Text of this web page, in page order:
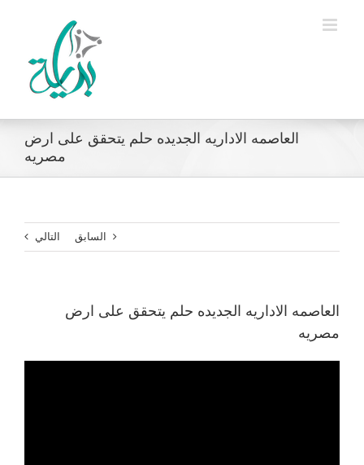
العاصمه الاداريه الجديده حلم يتحقق على ارض
مصريه
السابق التالي
العاصمه الاداريه الجديده حلم يتحقق على ارض
مصريه